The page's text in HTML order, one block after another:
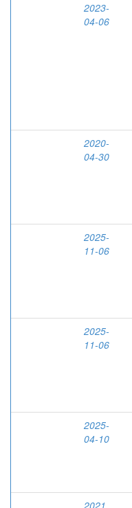
2023-
04-06
2020-
04-30
2025-
11-06
2025-
11-06
2025-
04-10
2021